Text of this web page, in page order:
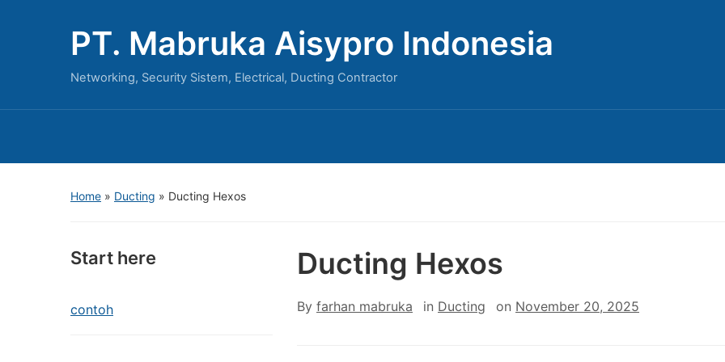
PT. Mabruka Aisypro Indonesia
Networking, Security Sistem, Electrical, Ducting Contractor
Home » Ducting » Ducting Hexos
Start here
contoh
Ducting Hexos
By farhan mabruka in Ducting on November 20, 2025